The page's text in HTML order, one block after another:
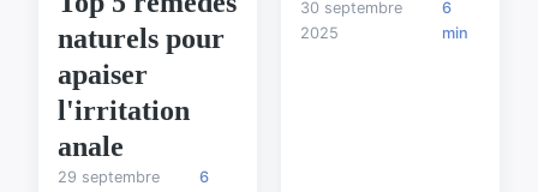
naturels pour
apaiser
l'irritation
anale
29 septembre
6
30 septembre
2025
6
min